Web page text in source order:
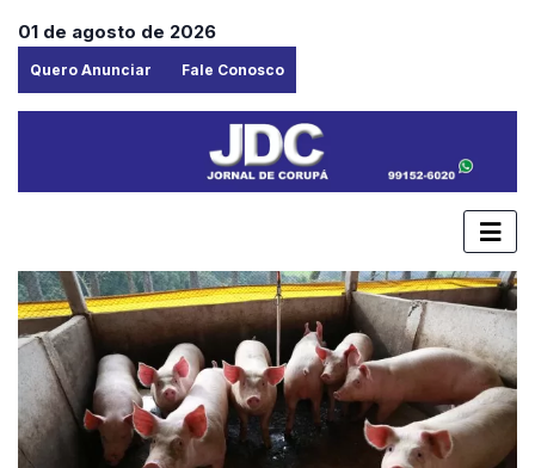
01 de agosto de 2026
Quero Anunciar Fale Conosco